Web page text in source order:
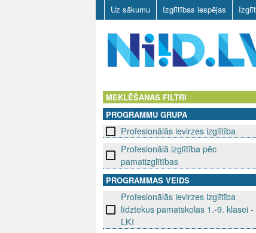
Uz sākumu Izglītības iespējas
D
MEKLĒŠANAS FILTRI
PROGRAMMU GRUPA
Profesionālās ievirzes izglītība
Profesionālā izglītība pēc
pamatizglītības
PROGRAMMAS VEIDS
Profesionālās ievirzes izglītība
līdztekus pamatskolas 1.-9. klasei -
LKI